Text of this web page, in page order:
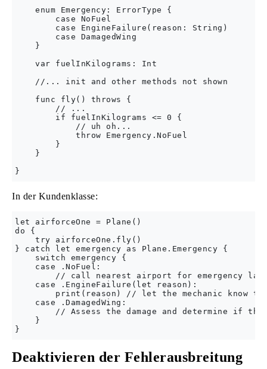
    enum Emergency: ErrorType {
        case NoFuel
        case EngineFailure(reason: String)
        case DamagedWing
    }
    var fuelInKilograms: Int
    //... init and other methods not shown
    func fly() throws {
        // ...
        if fuelInKilograms <= 0 {
            // uh oh...
            throw Emergency.NoFuel
        }
    }
In der Kundenklasse:
let airforceOne = Plane()
do {
    try airforceOne.fly()
} catch let emergency as Plane.Emergency {
    switch emergency {
    case .NoFuel:
// call nearest airport for emergency
    case .EngineFailure(let reason):
print(reason) // let the mechanic know
    case .DamagedWing:
// Assess the damage and determine if
    }
Deaktivieren der Fehlerausbreitung